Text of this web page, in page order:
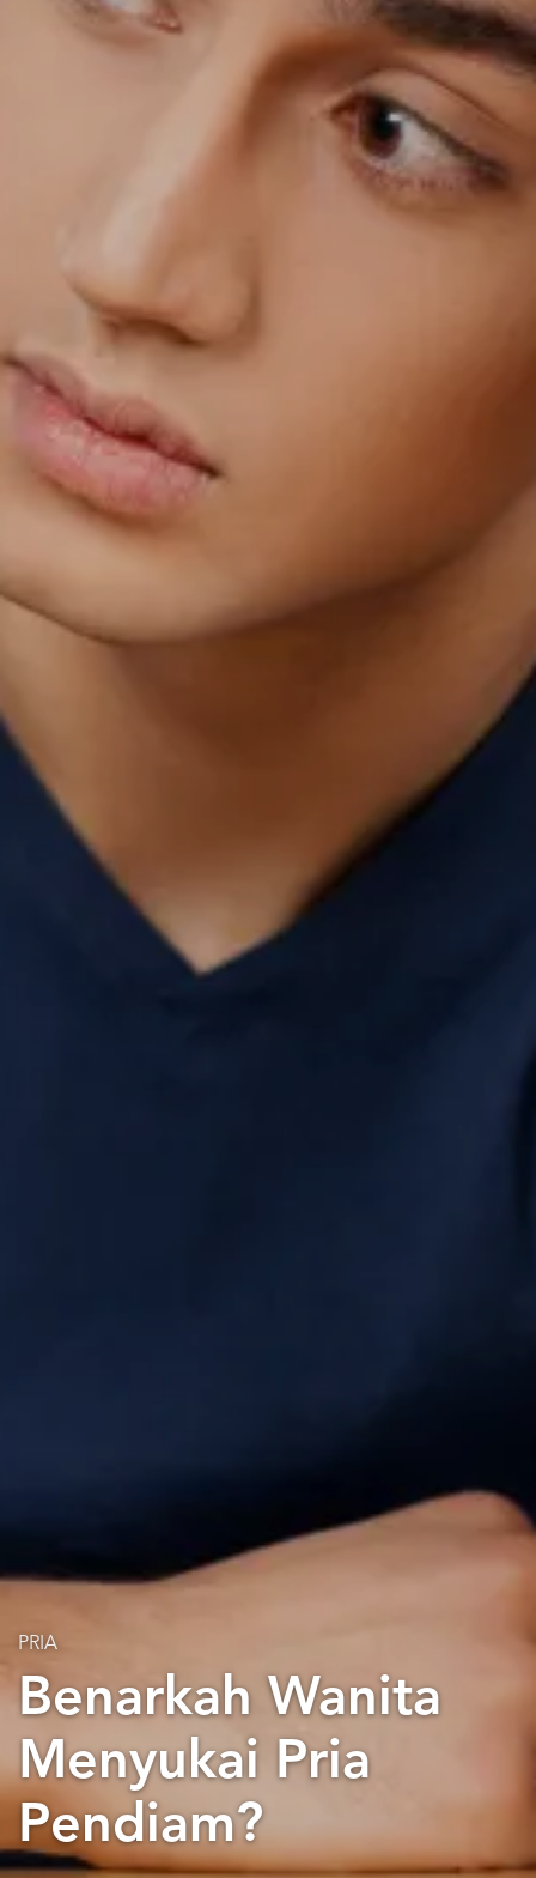
PRIA
Benarkah Wanita
Menyukai Pria
Pendiam?